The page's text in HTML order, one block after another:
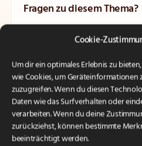
Cookie-
Um dir ein optimales Erlebnis zu
wie Cookies, um
zuzugreifen. Wenn du diesen
Daten wie das Surfverhalten oder
verarbeiten. Wenn du deine
zurückziehst, können bestimmte
beeinträchtigt werden.
Fragen zu diesem Thema?
Unsere Experten beraten
unverbindlich.
Kontakt